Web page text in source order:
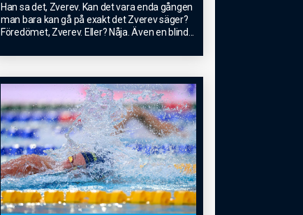
Han sa det, Zverev. Kan det vara enda gången
man bara kan gå på exakt det Zverev säger?
Föredömet, Zverev. Eller? Nåja. Även en blind